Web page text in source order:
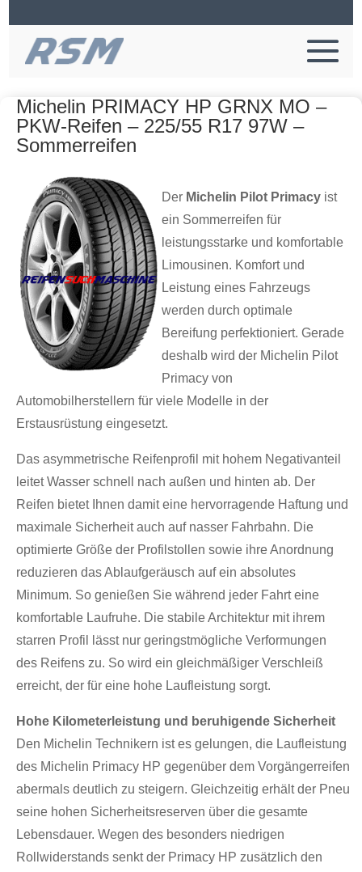
Michelin PRIMACY HP GRNX MO –
PKW-Reifen – 225/55 R17 97W –
Sommerreifen
Der Michelin Pilot Primacy ist
ein Sommerreifen für
leistungsstarke und komfortable
Limousinen. Komfort und
Leistung eines Fahrzeugs
werden durch optimale
Bereifung perfektioniert. Gerade
deshalb wird der Michelin Pilot
Primacy von
Automobilherstellern für viele Modelle in der
Erstausrüstung eingesetzt.
Das asymmetrische Reifenprofil mit hohem Negativanteil
leitet Wasser schnell nach außen und hinten ab. Der
Reifen bietet Ihnen damit eine hervorragende Haftung und
maximale Sicherheit auch auf nasser Fahrbahn. Die
optimierte Größe der Profilstollen sowie ihre Anordnung
reduzieren das Ablaufgeräusch auf ein absolutes
Minimum. So genießen Sie während jeder Fahrt eine
komfortable Laufruhe. Die stabile Architektur mit ihrem
starren Profil lässt nur geringstmögliche Verformungen
des Reifens zu. So wird ein gleichmäßiger Verschleiß
erreicht, der für eine hohe Laufleistung sorgt.
Hohe Kilometerleistung und beruhigende Sicherheit
Den Michelin Technikern ist es gelungen, die Laufleistung
des Michelin Primacy HP gegenüber dem Vorgängerreifen
abermals deutlich zu steigern. Gleichzeitig erhält der Pneu
seine hohen Sicherheitsreserven über die gesamte
Lebensdauer. Wegen des besonders niedrigen
Rollwiderstands senkt der Primacy HP zusätzlich den